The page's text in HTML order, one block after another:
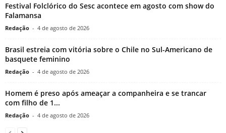
Festival Folclórico do Sesc acontece em agosto com show do
Falamansa
Redação - 4 de agosto de 2026
Brasil estreia com vitória sobre o Chile no Sul-Americano de
basquete feminino
Redação - 4 de agosto de 2026
Homem é preso após ameaçar a companheira e se trancar
com filho de 1...
Redação - 4 de agosto de 2026